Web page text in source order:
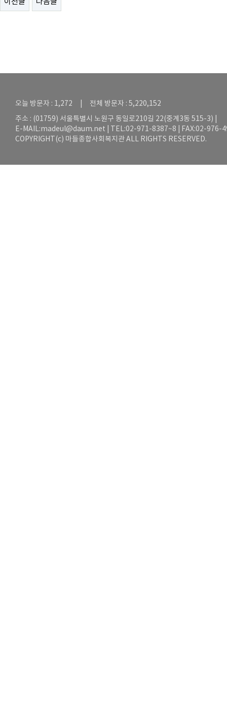
이전글 다음글
오늘 방문자 : 1,272 | 전체 방문자 : 5,220,152
주소 : (01759) 서울특별시 노원구 동일로210길 22(중계3동 515-3) |
E-MAIL:madeul@daum.net | TEL:02-971-8387~8 | FAX:02-976-
COPYRIGHT(c) 마들종합사회복지관 ALL RIGHTS RESERVED.